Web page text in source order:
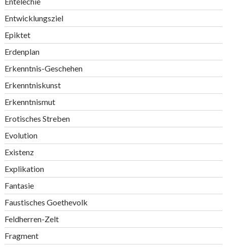
Entwicklungsziel
Epiktet
Erdenplan
Erkenntnis-Geschehen
Erkenntniskunst
Erkenntnismut
Erotisches Streben
Evolution
Existenz
Explikation
Fantasie
Faustisches Goethevolk
Feldherren-Zelt
Fragment